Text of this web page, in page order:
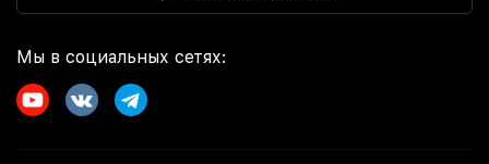
Мы в социальных сетях: